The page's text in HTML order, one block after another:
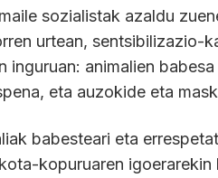
sozialistak azaldu
urtean, sentsibilizazio-
inguruan: animalien
eta auzokide eta
babesteari eta
kopuruaren